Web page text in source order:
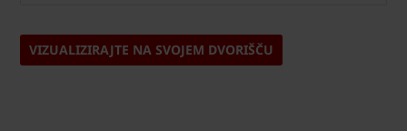
VIZUALIZIRAJTE NA SVOJEM DVORIŠČU